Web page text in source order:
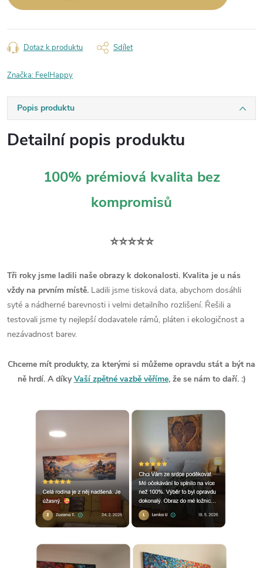
Dotaz k produktu Sdílet
Značka: FeelHappy
Popis produktu
Detailní popis produktu
100% prémiová kvalita bez
kompromisů
⭐⭐⭐⭐⭐
Tři roky jsme ladili naše obrazy k dokonalosti. Kvalita je u nás
vždy na prvním místě. Ladili jsme tisková data, abychom dosáhli
syté a nádherné barevnosti i velmi detailního rozlišení. Řešili a
testovali jsme ty nejlepší dodavatele rámů, pláten i ekologičnost a
nezávadnost barev.
Chceme mít produkty, za kterými si můžeme opravdu stát a být na
ně hrdí. A díkyVaší zpětné vazbě věříme, že se nám to daří. :)